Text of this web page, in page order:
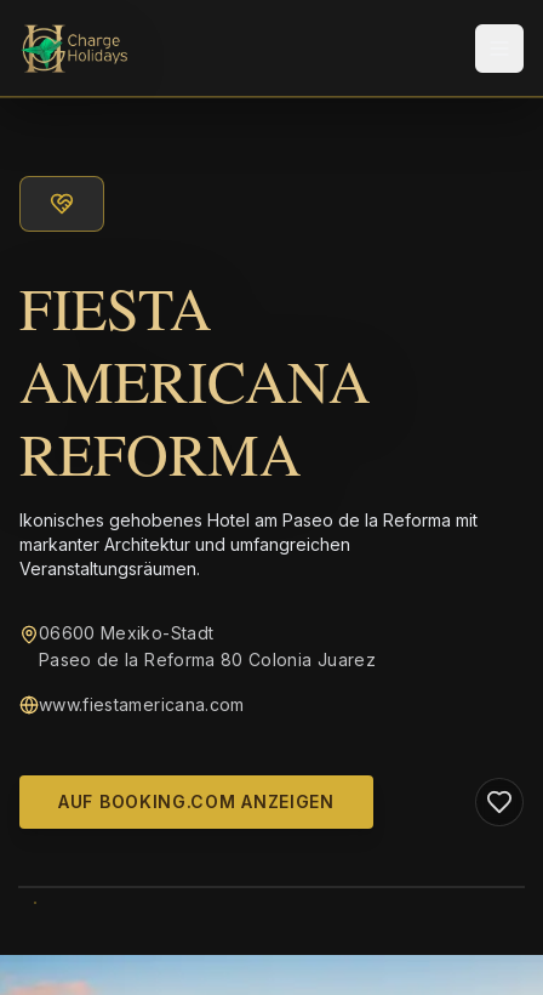
FIESTA
AMERICANA
REFORMA
Ikonisches gehobenes Hotel am Paseo de la Reforma mit
markanter Architektur und umfangreichen
Veranstaltungsräumen.
06600 Mexiko-Stadt
Paseo de la Reforma 80 Colonia Juarez
www.fiestamericana.com
AUF BOOKING.COM ANZEIGEN